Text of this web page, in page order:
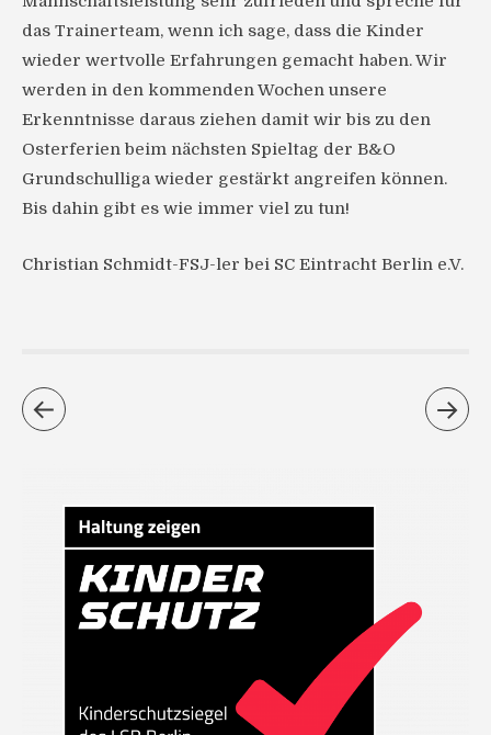
das Trainerteam, wenn ich sage, dass die Kinder
wieder wertvolle Erfahrungen gemacht haben. Wir
werden in den kommenden Wochen unsere
Erkenntnisse daraus ziehen damit wir bis zu den
Osterferien beim nächsten Spieltag der B&O
Grundschulliga wieder gestärkt angreifen können.
Bis dahin gibt es wie immer viel zu tun!
Christian Schmidt-FSJ-ler bei SC Eintracht Berlin e.V.